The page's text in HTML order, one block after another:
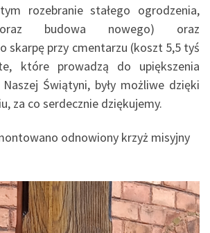
rozebranie stałego ogrodzenia,
oraz budowa nowego) oraz
skarpę przy cmentarzu (koszt 5,5 tyś
które prowadzą do upiększenia
Świątyni, były możliwe dzięki
za co serdecznie dziękujemy.
odnowiony krzyż misyjny